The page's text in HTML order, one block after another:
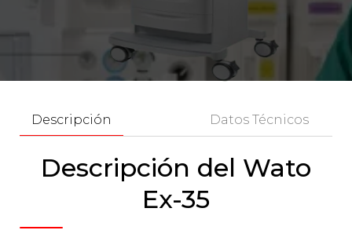
Descripción Datos Técnicos
Descripción del Wato
Ex-35